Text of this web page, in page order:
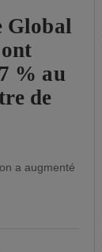
Global
% au
de
a augmenté